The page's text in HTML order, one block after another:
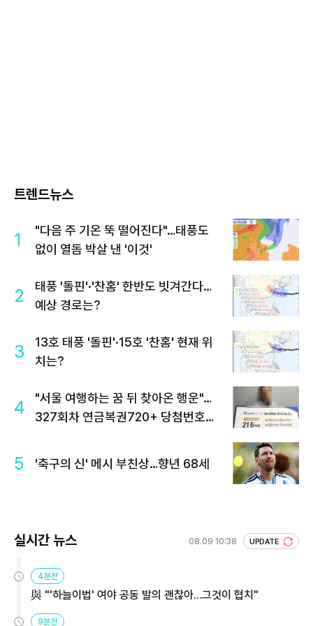
트렌드뉴스
1
"다음 주 기온 뚝 떨어진다"…태풍도
없이 열돔 박살 낸 '이것'
2
태풍 '돌핀'·'찬홈' 한반도 빗겨간다…
예상 경로는?
3
13호 태풍 '돌핀'·15호 '찬홈' 현재 위
치는?
4
"서울 여행하는 꿈 뒤 찾아온 행운"…
327회차 연금복권720+ 당첨번호조
5 '축구의 신' 메시 부친상…향년 68세
실시간 뉴스 08.09 10:38 UPDATE
4분전
與 "'하늘이법' 여야 공동 발의 괜찮아…그것이 협치"
9분전